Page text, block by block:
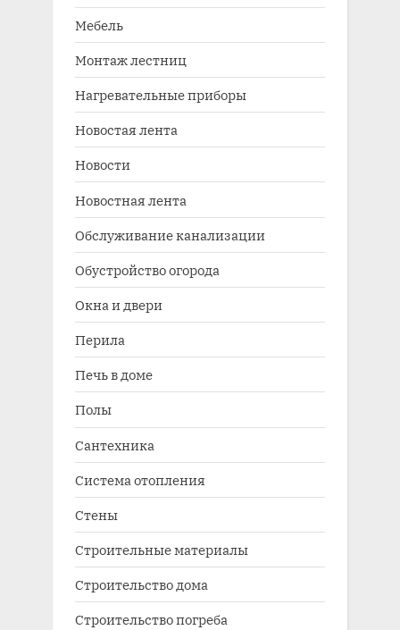
Мебель
Монтаж лестниц
Нагревательные приборы
Новостая лента
Новости
Новостная лента
Обслуживание канализации
Обустройство огорода
Окна и двери
Перила
Печь в доме
Полы
Сантехника
Система отопления
Стены
Строительные материалы
Строительство дома
Строительство погреба